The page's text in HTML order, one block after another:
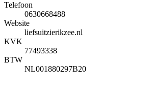
Telefoon
0630668488
Website
liefsuitzierikzee.nl
KVK
77493338
BTW
NL001880297B20